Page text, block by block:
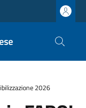
2026